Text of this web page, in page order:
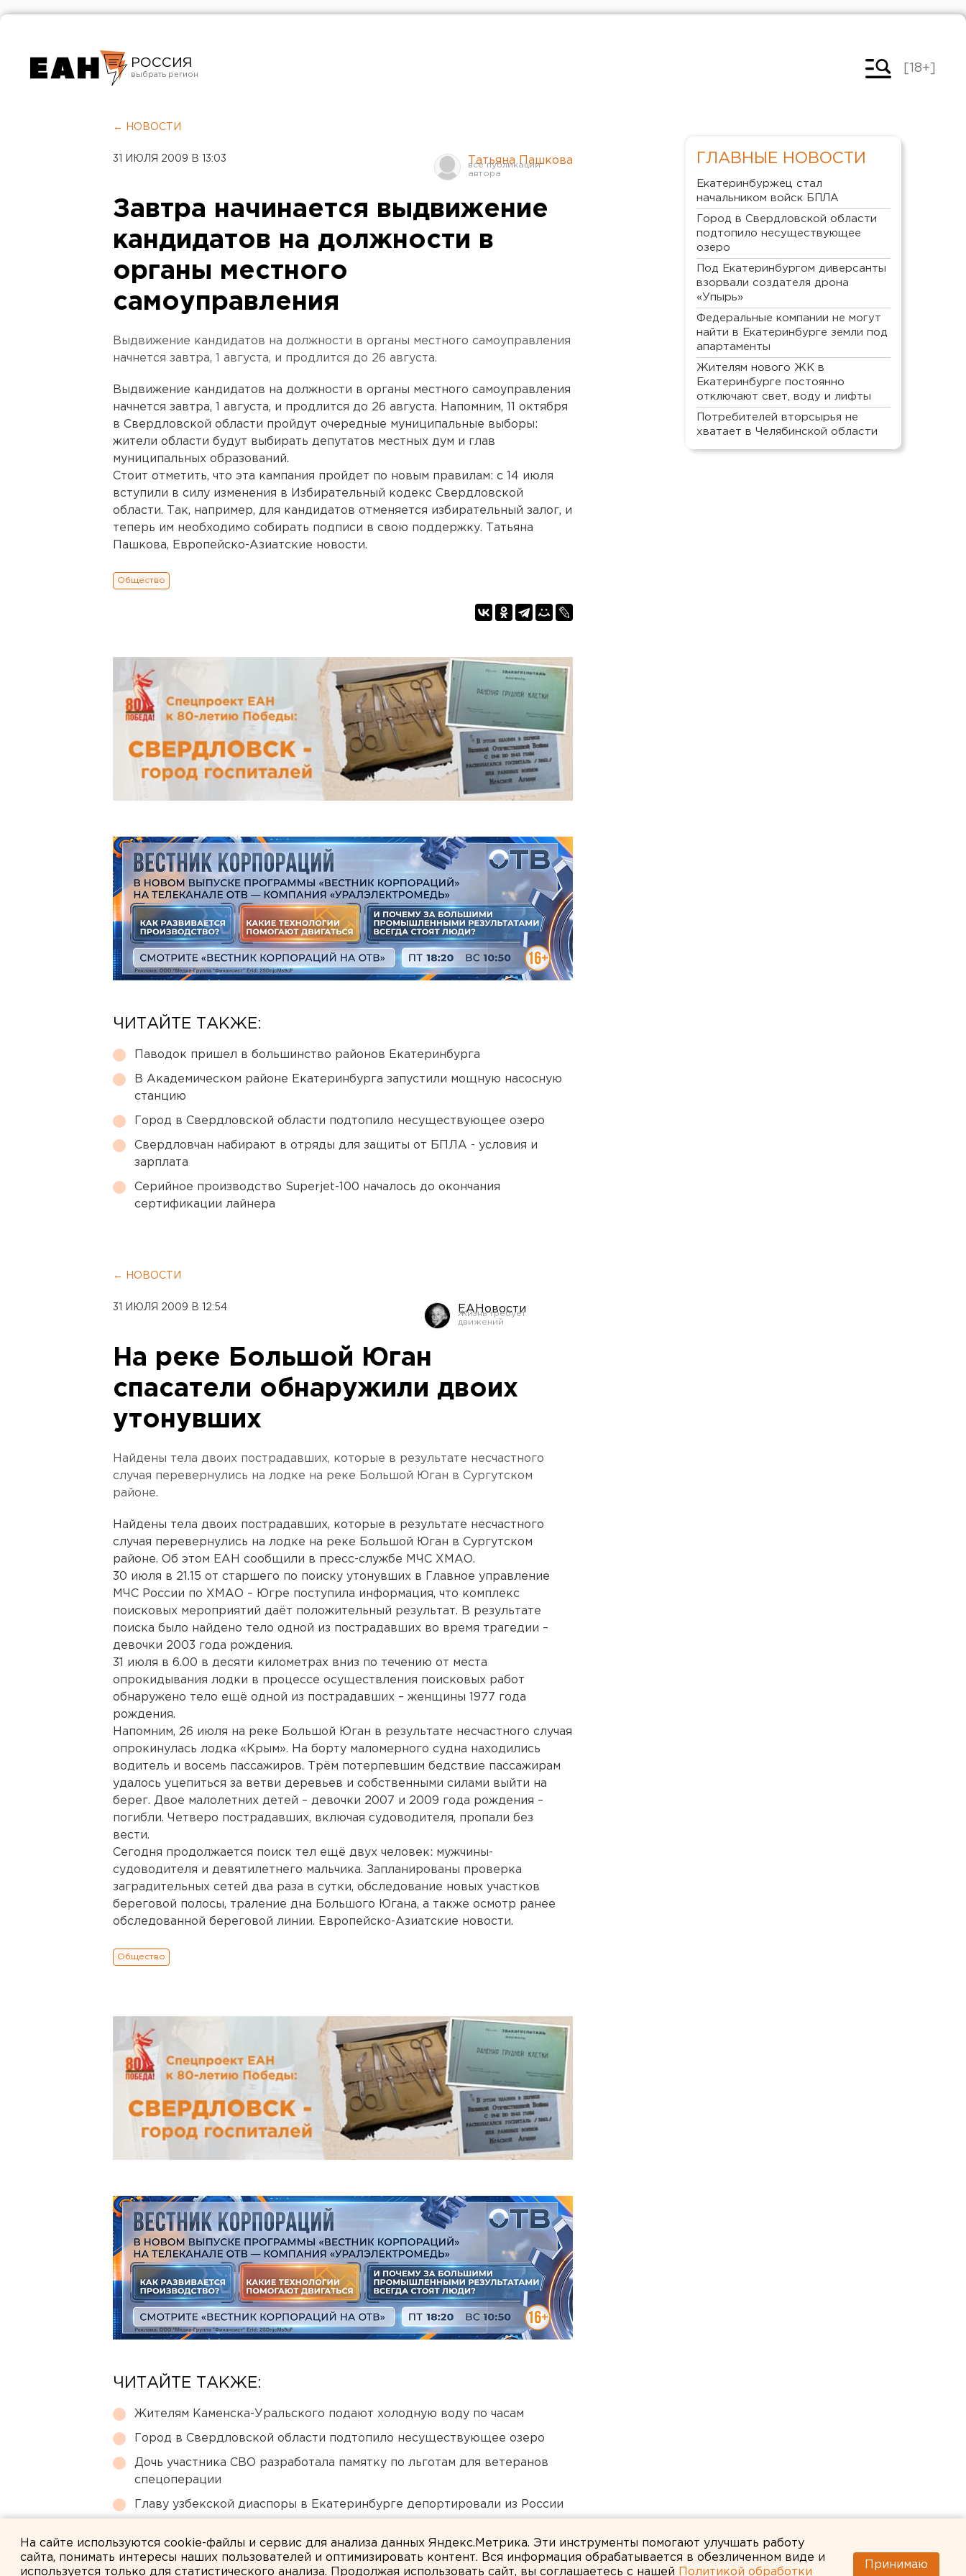
РОССИЯ
Челябинск
[18+]
← НОВОСТИ
31 ИЮЛЯ 2009 В 13:03 Татьяна Пашкова
Завтра начинается выдвижение
кандидатов на должности в
органы местного
самоуправления
Выдвижение кандидатов на должности в органы местного самоуправления
начнется завтра, 1 августа, и продлится до 26 августа.
Выдвижение кандидатов на должности в органы местного самоуправления
начнется завтра, 1 августа, и продлится до 26 августа. Напомним, 11 октября
в Свердловской области пройдут очередные муниципальные выборы:
жители области будут выбирать депутатов местных дум и глав
муниципальных образований.
Стоит отметить, что эта кампания пройдет по новым правилам: с 14 июля
вступили в силу изменения в Избирательный кодекс Свердловской
области. Так, например, для кандидатов отменяется избирательный залог, и
теперь им необходимо собирать подписи в свою поддержку. Татьяна
Пашкова, Европейско-Азиатские новости.
Общество
ЧИТАЙТЕ ТАКЖЕ:
Паводок пришел в большинство районов Екатеринбурга
В Академическом районе Екатеринбурга запустили мощную насосную
станцию
Город в Свердловской области подтопило несуществующее озеро
Свердловчан набирают в отряды для защиты от БПЛА - условия и
зарплата
Серийное производство Superjet-100 началось до окончания
сертификации лайнера
← НОВОСТИ
31 ИЮЛЯ 2009 В 12:54 ЕАНовости
На реке Большой Юган
спасатели обнаружили двоих
утонувших
Найдены тела двоих пострадавших, которые в результате несчастного
случая перевернулись на лодке на реке Большой Юган в Сургутском
районе.
Найдены тела двоих пострадавших, которые в результате несчастного
случая перевернулись на лодке на реке Большой Юган в Сургутском
районе. Об этом ЕАН сообщили в пресс-службе МЧС ХМАО.
30 июля в 21.15 от старшего по поиску утонувших в Главное управление
МЧС России по ХМАО – Югре поступила информация, что комплекс
поисковых мероприятий даёт положительный результат. В результате
поиска было найдено тело одной из пострадавших во время трагедии –
девочки 2003 года рождения.
31 июля в 6.00 в десяти километрах вниз по течению от места
опрокидывания лодки в процессе осуществления поисковых работ
обнаружено тело ещё одной из пострадавших – женщины 1977 года
рождения.
Напомним, 26 июля на реке Большой Юган в результате несчастного случая
опрокинулась лодка «Крым». На борту маломерного судна находились
водитель и восемь пассажиров. Трём потерпевшим бедствие пассажирам
удалось уцепиться за ветви деревьев и собственными силами выйти на
берег. Двое малолетних детей – девочки 2007 и 2009 года рождения –
погибли. Четверо пострадавших, включая судоводителя, пропали без
вести.
Сегодня продолжается поиск тел ещё двух человек: мужчины-
судоводителя и девятилетнего мальчика. Запланированы проверка
заградительных сетей два раза в сутки, обследование новых участков
береговой полосы, траление дна Большого Югана, а также осмотр ранее
обследованной береговой линии. Европейско-Азиатские новости.
Общество
ЧИТАЙТЕ ТАКЖЕ:
Жителям Каменска-Уральского подают холодную воду по часам
Город в Свердловской области подтопило несуществующее озеро
Дочь участника СВО разработала памятку по льготам для ветеранов
спецоперации
Главу узбекской диаспоры в Екатеринбурге депортировали из России
ГЛАВНЫЕ НОВОСТИ
Екатеринбуржец стал
начальником войск БПЛА
Город в Свердловской области
подтопило несуществующее
озеро
Под Екатеринбургом диверсанты
взорвали создателя дрона
«Упырь»
Федеральные компании не могут
найти в Екатеринбурге земли под
апартаменты
Жителям нового ЖК в
Екатеринбурге постоянно
отключают свет, воду и лифты
Потребителей вторсырья не
хватает в Челябинской области
На сайте используются cookie-файлы и сервис для анализа данных Яндекс.Метрика. Эти инструменты помогают улучшать работу
сайта, понимать интересы наших пользователей и оптимизировать контент. Вся информация обрабатывается в обезличенном виде и
используется только для статистического анализа. Продолжая использовать сайт, вы соглашаетесь с нашей
Политикой обработки
Принимаю